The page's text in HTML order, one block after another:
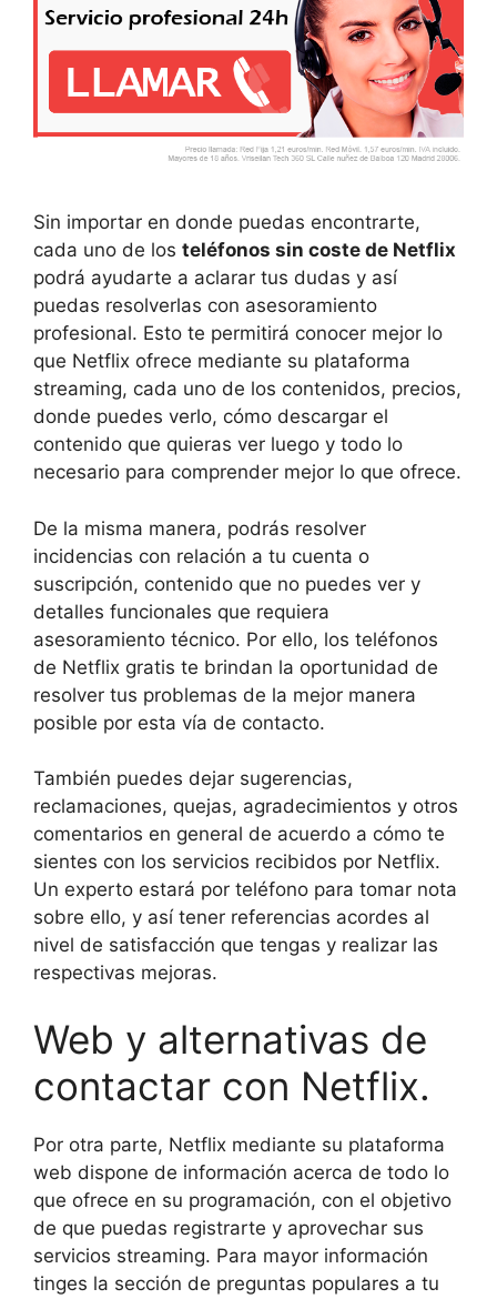
Sin importar en donde puedas encontrarte,
cada uno de los teléfonos sin coste de Netflix
podrá ayudarte a aclarar tus dudas y así
puedas resolverlas con asesoramiento
profesional. Esto te permitirá conocer mejor lo
que Netflix ofrece mediante su plataforma
streaming, cada uno de los contenidos, precios,
donde puedes verlo, cómo descargar el
contenido que quieras ver luego y todo lo
necesario para comprender mejor lo que ofrece.
De la misma manera, podrás resolver
incidencias con relación a tu cuenta o
suscripción, contenido que no puedes ver y
detalles funcionales que requiera
asesoramiento técnico. Por ello, los teléfonos
de Netflix gratis te brindan la oportunidad de
resolver tus problemas de la mejor manera
posible por esta vía de contacto.
También puedes dejar sugerencias,
reclamaciones, quejas, agradecimientos y otros
comentarios en general de acuerdo a cómo te
sientes con los servicios recibidos por Netflix.
Un experto estará por teléfono para tomar nota
sobre ello, y así tener referencias acordes al
nivel de satisfacción que tengas y realizar las
respectivas mejoras.
Web y alternativas de
contactar con Netflix.
Por otra parte, Netflix mediante su plataforma
web dispone de información acerca de todo lo
que ofrece en su programación, con el objetivo
de que puedas registrarte y aprovechar sus
servicios streaming. Para mayor información
tinges la sección de preguntas populares a tu